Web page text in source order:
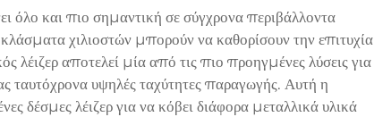
όλο και πιο σημαντική σε σύγχρονα περιβάλλοντα
χιλιοστών μπορούν να καθορίσουν την επιτυχία
λέιζερ αποτελεί μία από τις πιο προηγμένες λύσεις για
ταυτόχρονα υψηλές ταχύτητες παραγωγής. Αυτή η
δέσμες λέιζερ για να κόβει διάφορα μεταλλικά υλικά